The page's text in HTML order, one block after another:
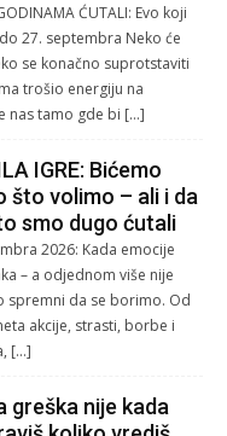
ĆUTALI: Evo koji
27. septembra Neko će
se konačno suprotstaviti
trošio energiju na
nas tamo gde bi […]
IGRE: Bićemo
što volimo – ali i da
smo dugo ćutali
2026: Kada emocije
– a odjednom više nije
spremni da se borimo. Od
akcije, strasti, borbe i
[…]
greška nije kada